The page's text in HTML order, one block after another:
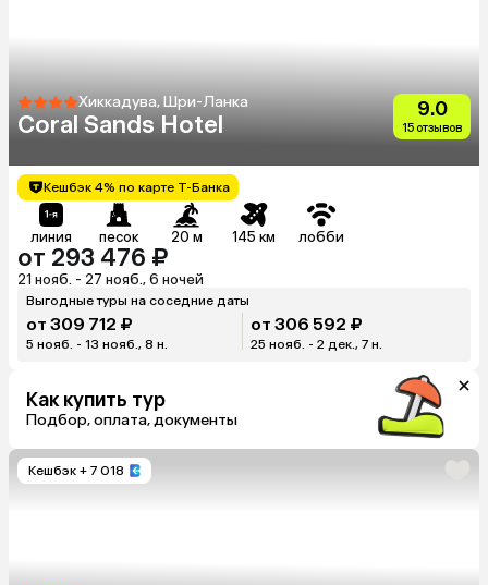
Хиккадува, Шри-Ланка
Coral Sands Hotel
9.0
15 отзывов
Кешбэк 4% по карте Т-Банка
линия песок 20 м 145 км лобби
от 293 476 ₽
21 нояб. - 27 нояб., 6 ночей
Выгодные туры на соседние даты
от 309 712 ₽
5 нояб. - 13 нояб., 8 н.
от 306 592 ₽
25 нояб. - 2 дек., 7 н.
Как купить тур
Подбор, оплата, документы
Кешбэк + 7 018